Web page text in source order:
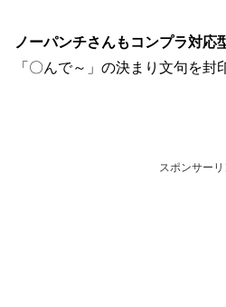
ノーパンチさんもコンプラ対応
「〇んで～」の決まり文句を封
スポンサーリ